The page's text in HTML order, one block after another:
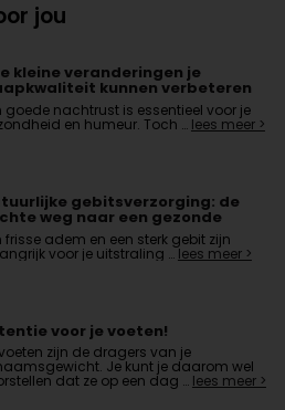
jou
kleine veranderingen je
kunnen verbeteren
goede nachtrust is essentieel voor je
en humeur. Toch … lees meer >
gebitsverzorging: de
weg naar een gezonde
frisse adem en een sterk gebit zijn
voor je uitstraling …lees meer >
voor je voeten!
zijn de dragers van je
Je kunt je daarom wel
dat ze op een dag … lees meer >